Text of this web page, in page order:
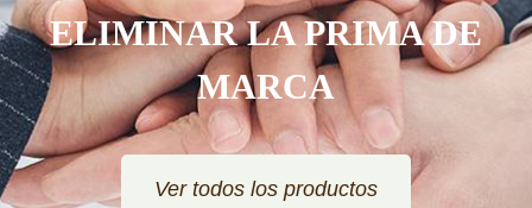
ELIMINAR LA PRIMA DE
MARCA
Ver todos los productos